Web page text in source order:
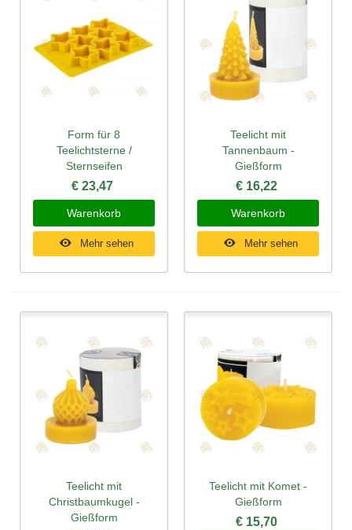
Form für 8
Teelichtsterne /
Sternseifen
€ 23,47
Warenkorb
Mehr sehen
Teelicht mit
Tannenbaum -
Gießform
€ 16,22
Warenkorb
Mehr sehen
Teelicht mit
Christbaumkugel -
Gießform
Teelicht mit Komet -
Gießform
€ 15,70